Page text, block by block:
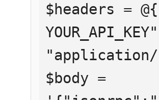
$headers =
$body =